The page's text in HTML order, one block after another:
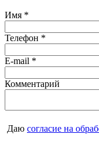
Имя *
Телефон *
E-mail *
Комментарий
Даю согласие на